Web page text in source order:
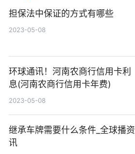
担保法中保证的方式有哪些
2023-05-08
环球通讯！河南农商行信用卡利
息(河南农商行信用卡年费)
2023-05-08
继承车牌需要什么条件_全球播资
讯